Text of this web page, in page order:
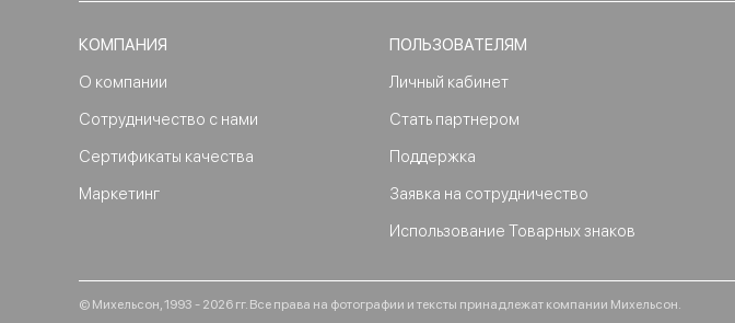
КОМПАНИЯ
О компании
Сотрудничество с нами
Сертификаты качества
Маркетинг
ПОЛЬЗОВАТЕЛЯМ
Личный кабинет
Стать партнером
Поддержка
Заявка на сотрудничество
Использование Товарных знаков
© Михельсон, 1993 - 2026 гг. Все права на фотографии и тексты принадлежат компании Михельсон.